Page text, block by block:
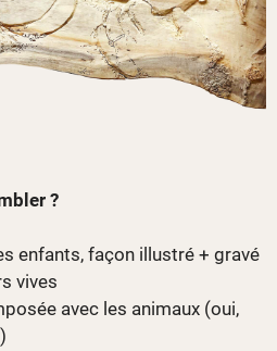
?
enfants, façon illustré + gravé
vives
avec les animaux (oui,